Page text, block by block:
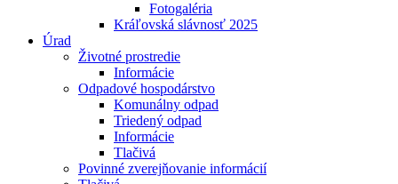
Fotogaléria
Kráľovská slávnosť 2025
Úrad
Životné prostredie
Informácie
Odpadové hospodárstvo
Komunálny odpad
Triedený odpad
Informácie
Tlačivá
Povinné zverejňovanie informácií